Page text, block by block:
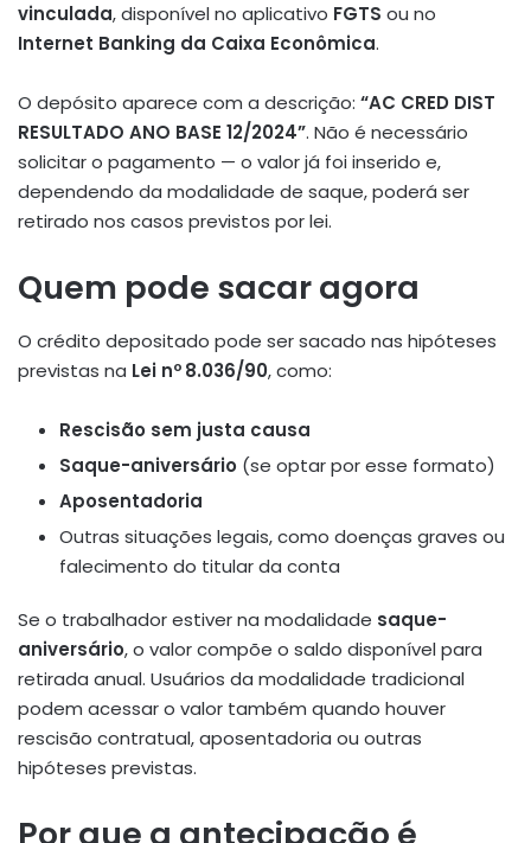
vinculada, disponível no aplicativo FGTS ou no
Internet Banking da Caixa Econômica.
O depósito aparece com a descrição: “AC CRED DIST
RESULTADO ANO BASE 12/2024”. Não é necessário
solicitar o pagamento — o valor já foi inserido e,
dependendo da modalidade de saque, poderá ser
retirado nos casos previstos por lei.
Quem pode sacar agora
O crédito depositado pode ser sacado nas hipóteses
previstas na Lei nº 8.036/90, como:
Rescisão sem justa causa
Saque-aniversário (se optar por esse formato)
Aposentadoria
Outras situações legais, como doenças graves ou
falecimento do titular da conta
Se o trabalhador estiver na modalidade saque-
aniversário, o valor compõe o saldo disponível para
retirada anual. Usuários da modalidade tradicional
podem acessar o valor também quando houver
rescisão contratual, aposentadoria ou outras
hipóteses previstas.
Por que a antecipação é